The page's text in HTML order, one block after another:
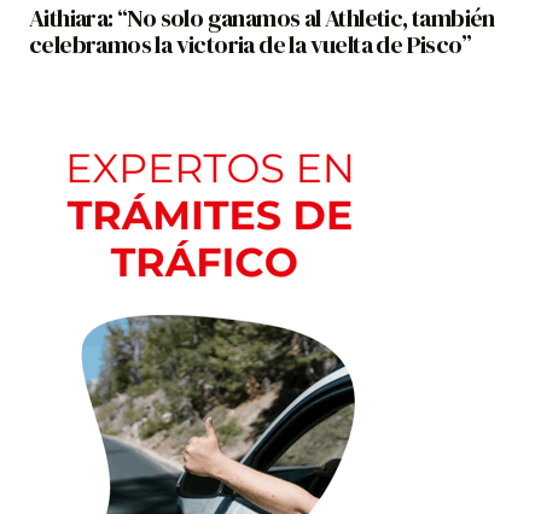
Aithiara: “No solo ganamos al Athletic, también
celebramos la victoria de la vuelta de Pisco”